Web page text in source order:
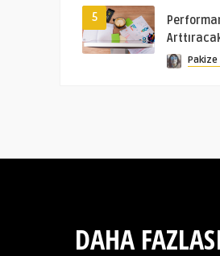
5
Pakize
DAHA